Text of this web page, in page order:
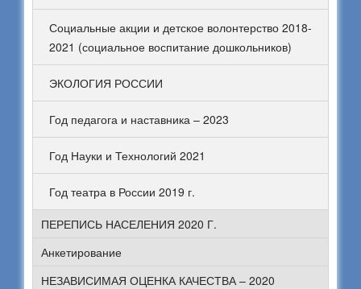
Социальные акции и детское волонтерство 2018-
2021 (социальное воспитание дошкольников)
ЭКОЛОГИЯ РОССИИ
Год педагога и наставника – 2023
Год Науки и Технологий 2021
Год театра в России 2019 г.
ПЕРЕПИСЬ НАСЕЛЕНИЯ 2020 Г.
Анкетирование
НЕЗАВИСИМАЯ ОЦЕНКА КАЧЕСТВА – 2020